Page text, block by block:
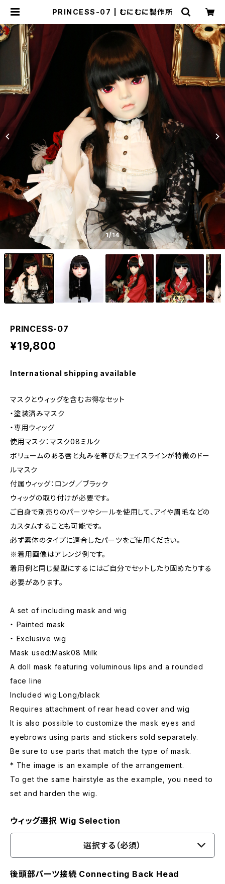
PRINCESS-07 | むにむに製作所
1/14
PRINCESS-07
¥19,800
International shipping available
マスクとウィッグを含むお得なセット
・塗装済みマスク
・専用ウィッグ
使用マスク：マスク08ミルク
ボリュームのある唇と丸みを帯びたフェイスラインが特徴のドー
ルマスク
付属ウィッグ：ロング／ブラック
ウィッグの取り付けが必要です。
ご自身で別売りのパーツやシールを使用して、アイや眉毛などの
カスタムすることも可能です。
必ず素体のタイプに適合したパーツをご使用ください。
※着用画像はアレンジ例です。
着用例と同じ髪型にするにはご自分でセットしたり固めたりする
必要があります。
A set of including mask and wig
・ Painted mask
・ Exclusive wig
Mask used:Mask08 Milk
A doll mask featuring voluminous lips and a rounded
face line
Included wig:Long/black
Requires attachment of rear head cover and wig
It is also possible to customize the mask eyes and
eyebrows using parts and stickers sold separately.
Be sure to use parts that match the type of mask.
* The image is an example of the arrangement.
To get the same hairstyle as the example, you need to
set and harden the wig.
ウィッグ選択 Wig Selection
選択する（必須）
後頭部パーツ接続 Connecting Back Head